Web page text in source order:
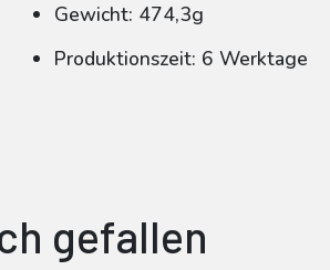
Gewicht: 474,3g
Produktionszeit: 6 Werktage
gefallen